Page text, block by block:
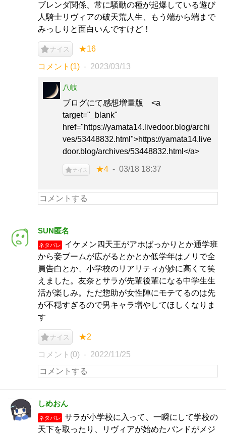
ブレンダ関係、常に騒動の種が起爆している遊び
人騎士リヴィアの破天荒人生、もう端から端まで
みっしりと面白いんですけど！
ナイス ★16
コメント(1) 2023/03/13
八岐
ブログにて感想増量版 <a
target="_blank"
href="https://yamata14.livedoor.blog/archi
ves/53448832.html">https://yamata14.live
door.blog/archives/53448832.html</a>
ナイス ★4 03/18 18:37
SUN匿名
ネタバレ
イケメン四天王がアホばっかりとか通学班
から妾ブームが広がるとかとか低学年はノリで全
員告白とか、小学校のリアリティが妙に高くて笑
えました。友奈とサラが先輩後輩になる中学生生
活が楽しみ。ただ惣助が女性陣にモテてるのは先
が不穏すぎるので男キャラ増やしてほしくなりま
す
ナイス ★2
コメント(0) 2022/11/25
しめおん
ネタバレ
サラが小学校に入って、一瞬にして学校の
天下を取ったり、リヴィアが始めたバンドがメジ